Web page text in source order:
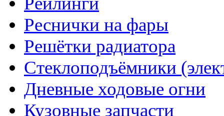
Реснички на фары
Решётки радиатора
Стеклоподъёмники
Дневные ходовые огни
Кузовные запчасти